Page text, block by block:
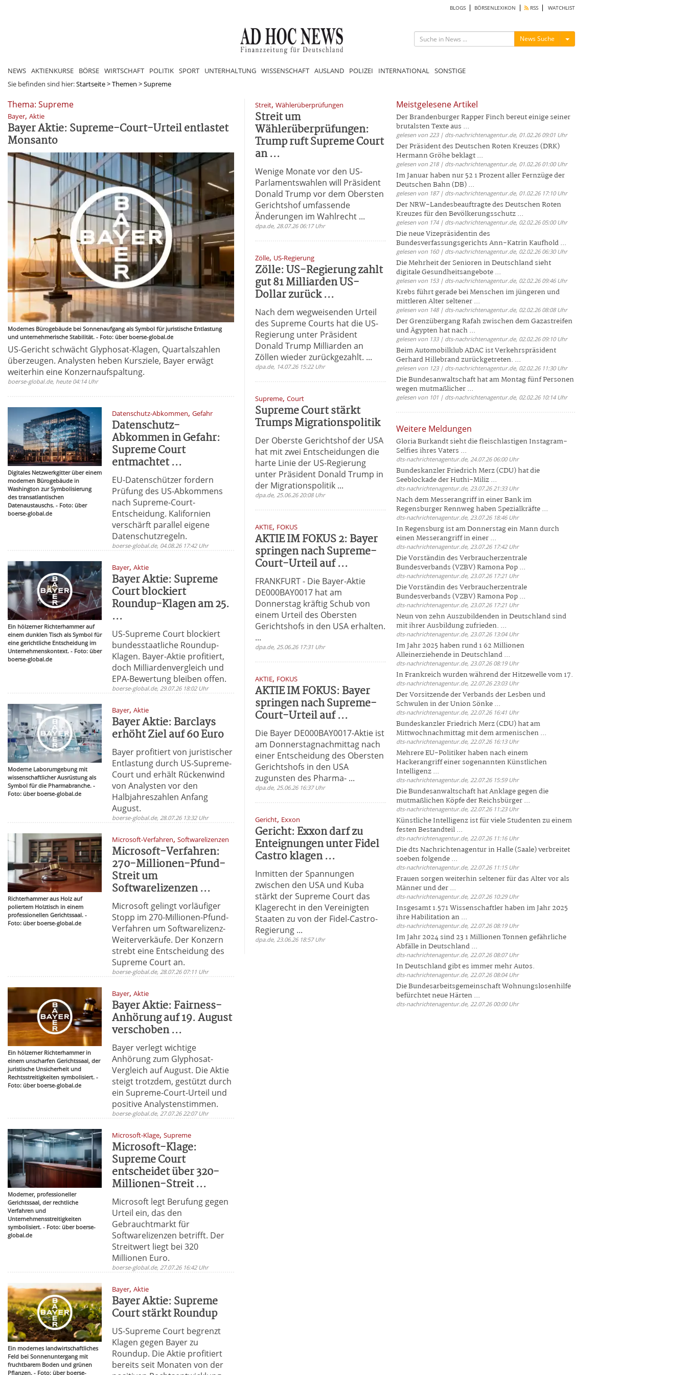
BLOGS BÖRSENLEXIKON RSS WATCHLIST
News Suche Menü ein-/ausblenden
NEWS AKTIENKURSE BÖRSE WIRTSCHAFT POLITIK SPORT UNTERHALTUNG WISSENSCHAFT AUSLAND POLIZEI INTERNATIONAL SONSTIGE
Sie befinden sind hier:Startseite>Themen >Supreme
Thema: Supreme
Bayer, Aktie
Bayer Aktie: Supreme-Court-Urteil entlastet
Monsanto
Modernes Bürogebäude bei Sonnenaufgang als Symbol für juristische Entlastung
und unternehmerische Stabilität. - Foto: über boerse-global.de
US-Gericht schwächt Glyphosat-Klagen, Quartalszahlen
überzeugen. Analysten heben Kursziele, Bayer erwägt
weiterhin eine Konzernaufspaltung.
boerse-global.de, heute 04:14 Uhr
Digitales Netzwerkgitter über einem
modernen Bürogebäude in
Washington zur Symbolisierung
des transatlantischen
Datenaustauschs. - Foto: über
boerse-global.de
Datenschutz-Abkommen,Gefahr
Datenschutz-
Abkommen in Gefahr:
Supreme Court
entmachtet ...
EU-Datenschützer fordern
Prüfung des US-Abkommens
nach Supreme-Court-
Entscheidung. Kalifornien
verschärft parallel eigene
Datenschutzregeln.
boerse-global.de, 04.08.26 17:42 Uhr
Ein hölzerner Richterhammer auf
einem dunklen Tisch als Symbol für
eine gerichtliche Entscheidung im
Unternehmenskontext. - Foto: über
boerse-global.de
Bayer,Aktie
Bayer Aktie: Supreme
Court blockiert
Roundup-Klagen am 25.
...
US-Supreme Court blockiert
bundesstaatliche Roundup-
Klagen. Bayer-Aktie profitiert,
doch Milliardenvergleich und
EPA-Bewertung bleiben offen.
boerse-global.de, 29.07.26 18:02 Uhr
Moderne Laborumgebung mit
wissenschaftlicher Ausrüstung als
Symbol für die Pharmabranche. -
Foto: über boerse-global.de
Bayer,Aktie
Bayer Aktie: Barclays
erhöht Ziel auf 60 Euro
Bayer profitiert von juristischer
Entlastung durch US-Supreme-
Court und erhält Rückenwind
von Analysten vor den
Halbjahreszahlen Anfang
August.
boerse-global.de, 28.07.26 13:32 Uhr
Richterhammer aus Holz auf
poliertem Holztisch in einem
professionellen Gerichtssaal. -
Foto: über boerse-global.de
Microsoft-Verfahren,Softwarelizenzen
Microsoft-Verfahren:
270-Millionen-Pfund-
Streit um
Softwarelizenzen ...
Microsoft gelingt vorläufiger
Stopp im 270-Millionen-Pfund-
Verfahren um Softwarelizenz-
Weiterverkäufe. Der Konzern
strebt eine Entscheidung des
Supreme Court an.
boerse-global.de, 28.07.26 07:11 Uhr
Ein hölzerner Richterhammer in
einem unscharfen Gerichtssaal, der
juristische Unsicherheit und
Rechtsstreitigkeiten symbolisiert. -
Foto: über boerse-global.de
Bayer,Aktie
Bayer Aktie: Fairness-
Anhörung auf 19. August
verschoben ...
Bayer verlegt wichtige
Anhörung zum Glyphosat-
Vergleich auf August. Die Aktie
steigt trotzdem, gestützt durch
ein Supreme-Court-Urteil und
positive Analystenstimmen.
boerse-global.de, 27.07.26 22:07 Uhr
Moderner, professioneller
Gerichtssaal, der rechtliche
Verfahren und
Unternehmensstreitigkeiten
symbolisiert. - Foto: über boerse-
global.de
Microsoft-Klage,Supreme
Microsoft-Klage:
Supreme Court
entscheidet über 320-
Millionen-Streit ...
Microsoft legt Berufung gegen
Urteil ein, das den
Gebrauchtmarkt für
Softwarelizenzen betrifft. Der
Streitwert liegt bei 320
Millionen Euro.
boerse-global.de, 27.07.26 16:42 Uhr
Ein modernes landwirtschaftliches
Feld bei Sonnenuntergang mit
fruchtbarem Boden und grünen
Pflanzen. - Foto: über boerse-
Bayer,Aktie
Bayer Aktie: Supreme
Court stärkt Roundup
US-Supreme Court begrenzt
Klagen gegen Bayer zu
Roundup. Die Aktie profitiert
bereits seit Monaten von der
Streit, Wählerüberprüfungen
Streit um
Wählerüberprüfungen:
Trump ruft Supreme Court
an ...
Wenige Monate vor den US-
Parlamentswahlen will Präsident
Donald Trump vor dem Obersten
Gerichtshof umfassende
Änderungen im Wahlrecht ...
dpa.de, 28.07.26 06:17 Uhr
Zölle, US-Regierung
Zölle: US-Regierung zahlt
gut 81 Milliarden US-
Dollar zurück ...
Nach dem wegweisenden Urteil
des Supreme Courts hat die US-
Regierung unter Präsident
Donald Trump Milliarden an
Zöllen wieder zurückgezahlt. ...
dpa.de, 14.07.26 15:22 Uhr
Supreme, Court
Supreme Court stärkt
Trumps Migrationspolitik
Der Oberste Gerichtshof der USA
hat mit zwei Entscheidungen die
harte Linie der US-Regierung
unter Präsident Donald Trump in
der Migrationspolitik ...
dpa.de, 25.06.26 20:08 Uhr
AKTIE, FOKUS
AKTIE IM FOKUS 2: Bayer
springen nach Supreme-
Court-Urteil auf ...
FRANKFURT - Die Bayer-Aktie
DE000BAY0017 hat am
Donnerstag kräftig Schub von
einem Urteil des Obersten
Gerichtshofs in den USA erhalten.
...
dpa.de, 25.06.26 17:31 Uhr
AKTIE, FOKUS
AKTIE IM FOKUS: Bayer
springen nach Supreme-
Court-Urteil auf ...
Die Bayer DE000BAY0017-Aktie ist
am Donnerstagnachmittag nach
einer Entscheidung des Obersten
Gerichtshofs in den USA
zugunsten des Pharma- ...
dpa.de, 25.06.26 16:37 Uhr
Gericht, Exxon
Gericht: Exxon darf zu
Enteignungen unter Fidel
Castro klagen ...
Inmitten der Spannungen
zwischen den USA und Kuba
stärkt der Supreme Court das
Klagerecht in den Vereinigten
Staaten zu von der Fidel-Castro-
Regierung ...
dpa.de, 23.06.26 18:57 Uhr
Meistgelesene Artikel
Der Brandenburger Rapper Finch bereut einige seiner
brutalsten Texte aus ...
gelesen von 223 | dts-nachrichtenagentur.de, 01.02.26 09:01 Uhr
Der Präsident des Deutschen Roten Kreuzes (DRK)
Hermann Gröhe beklagt ...
gelesen von 218 | dts-nachrichtenagentur.de, 01.02.26 01:00 Uhr
Im Januar haben nur 52 1 Prozent aller Fernzüge der
Deutschen Bahn (DB) ...
gelesen von 187 | dts-nachrichtenagentur.de, 01.02.26 17:10 Uhr
Der NRW-Landesbeauftragte des Deutschen Roten
Kreuzes für den Bevölkerungsschutz ...
gelesen von 174 | dts-nachrichtenagentur.de, 02.02.26 05:00 Uhr
Die neue Vizepräsidentin des
Bundesverfassungsgerichts Ann-Katrin Kaufhold ...
gelesen von 160 | dts-nachrichtenagentur.de, 02.02.26 06:30 Uhr
Die Mehrheit der Senioren in Deutschland sieht
digitale Gesundheitsangebote ...
gelesen von 153 | dts-nachrichtenagentur.de, 02.02.26 09:46 Uhr
Krebs führt gerade bei Menschen im jüngeren und
mittleren Alter seltener ...
gelesen von 148 | dts-nachrichtenagentur.de, 02.02.26 08:08 Uhr
Der Grenzübergang Rafah zwischen dem Gazastreifen
und Ägypten hat nach ...
gelesen von 133 | dts-nachrichtenagentur.de, 02.02.26 09:10 Uhr
Beim Automobilklub ADAC ist Verkehrspräsident
Gerhard Hillebrand zurückgetreten. ...
gelesen von 123 | dts-nachrichtenagentur.de, 02.02.26 11:30 Uhr
Die Bundesanwaltschaft hat am Montag fünf Personen
wegen mutmaßlicher ...
gelesen von 101 | dts-nachrichtenagentur.de, 02.02.26 10:14 Uhr
Weitere Meldungen
Gloria Burkandt sieht die fleischlastigen Instagram-
Selfies ihres Vaters ...
dts-nachrichtenagentur.de, 24.07.26 06:00 Uhr
Bundeskanzler Friedrich Merz (CDU) hat die
Seeblockade der Huthi-Miliz ...
dts-nachrichtenagentur.de, 23.07.26 21:33 Uhr
Nach dem Messerangriff in einer Bank im
Regensburger Rennweg haben Spezialkräfte ...
dts-nachrichtenagentur.de, 23.07.26 18:46 Uhr
In Regensburg ist am Donnerstag ein Mann durch
einen Messerangriff in einer ...
dts-nachrichtenagentur.de, 23.07.26 17:42 Uhr
Die Vorständin des Verbraucherzentrale
Bundesverbands (VZBV) Ramona Pop ...
dts-nachrichtenagentur.de, 23.07.26 17:21 Uhr
Die Vorständin des Verbraucherzentrale
Bundesverbands (VZBV) Ramona Pop ...
dts-nachrichtenagentur.de, 23.07.26 17:21 Uhr
Neun von zehn Auszubildenden in Deutschland sind
mit ihrer Ausbildung zufrieden. ...
dts-nachrichtenagentur.de, 23.07.26 13:04 Uhr
Im Jahr 2025 haben rund 1 62 Millionen
Alleinerziehende in Deutschland ...
dts-nachrichtenagentur.de, 23.07.26 08:19 Uhr
In Frankreich wurden während der Hitzewelle vom 17.
dts-nachrichtenagentur.de, 22.07.26 23:03 Uhr
Der Vorsitzende der Verbands der Lesben und
Schwulen in der Union Sönke ...
dts-nachrichtenagentur.de, 22.07.26 16:41 Uhr
Bundeskanzler Friedrich Merz (CDU) hat am
Mittwochnachmittag mit dem armenischen ...
dts-nachrichtenagentur.de, 22.07.26 16:13 Uhr
Mehrere EU-Politiker haben nach einem
Hackerangriff einer sogenannten Künstlichen
Intelligenz ...
dts-nachrichtenagentur.de, 22.07.26 15:59 Uhr
Die Bundesanwaltschaft hat Anklage gegen die
mutmaßlichen Köpfe der Reichsbürger ...
dts-nachrichtenagentur.de, 22.07.26 11:23 Uhr
Künstliche Intelligenz ist für viele Studenten zu einem
festen Bestandteil ...
dts-nachrichtenagentur.de, 22.07.26 11:16 Uhr
Die dts Nachrichtenagentur in Halle (Saale) verbreitet
soeben folgende ...
dts-nachrichtenagentur.de, 22.07.26 11:15 Uhr
Frauen sorgen weiterhin seltener für das Alter vor als
Männer und der ...
dts-nachrichtenagentur.de, 22.07.26 10:29 Uhr
Insgesamt 1.571 Wissenschaftler haben im Jahr 2025
ihre Habilitation an ...
dts-nachrichtenagentur.de, 22.07.26 08:19 Uhr
Im Jahr 2024 sind 23 1 Millionen Tonnen gefährliche
Abfälle in Deutschland ...
dts-nachrichtenagentur.de, 22.07.26 08:07 Uhr
In Deutschland gibt es immer mehr Autos.
dts-nachrichtenagentur.de, 22.07.26 08:04 Uhr
Die Bundesarbeitsgemeinschaft Wohnungslosenhilfe
befürchtet neue Härten ...
dts-nachrichtenagentur.de, 22.07.26 00:00 Uhr